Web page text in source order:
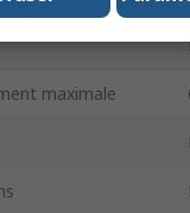
maximale